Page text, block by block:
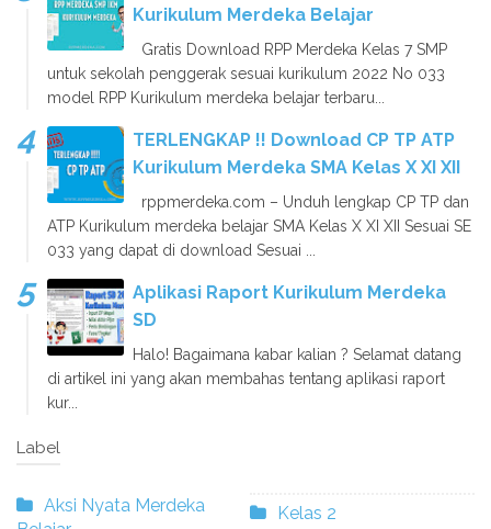
Kurikulum Merdeka Belajar
Gratis Download RPP Merdeka Kelas 7 SMP
untuk sekolah penggerak sesuai kurikulum 2022 No 033
model RPP Kurikulum merdeka belajar terbaru...
TERLENGKAP !! Download CP TP ATP
Kurikulum Merdeka SMA Kelas X XI XII
rppmerdeka.com – Unduh lengkap CP TP dan
ATP Kurikulum merdeka belajar SMA Kelas X XI XII Sesuai SE
033 yang dapat di download Sesuai ...
Aplikasi Raport Kurikulum Merdeka
SD
Halo! Bagaimana kabar kalian ? Selamat datang
di artikel ini yang akan membahas tentang aplikasi raport
kur...
Label
Aksi Nyata Merdeka
Kelas 2